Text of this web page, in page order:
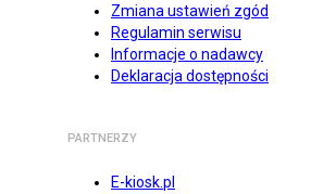
Zmiana ustawień zgód
Regulamin serwisu
Informacje o nadawcy
Deklaracja dostępności
PARTNERZY
E-kiosk.pl